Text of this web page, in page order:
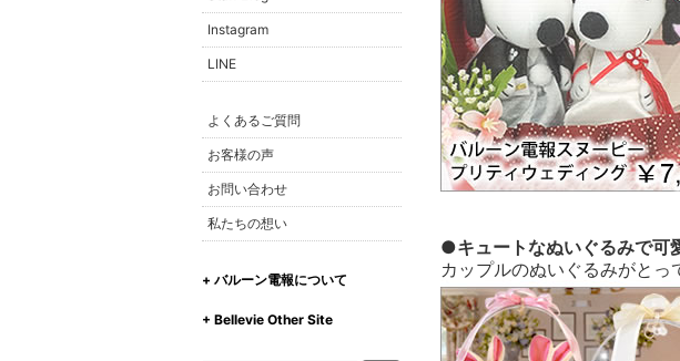
●キュートなぬいぐるみで可
カップルのぬいぐるみがと
Instagram
LINE
よくあるご質問
お客様の声
お問い合わせ
私たちの想い
+ バルーン電報について
+ Bellevie Other Site